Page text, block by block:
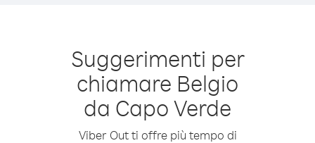
Suggerimenti per
chiamare Belgio
da Capo Verde
Viber Out ti offre più tempo di